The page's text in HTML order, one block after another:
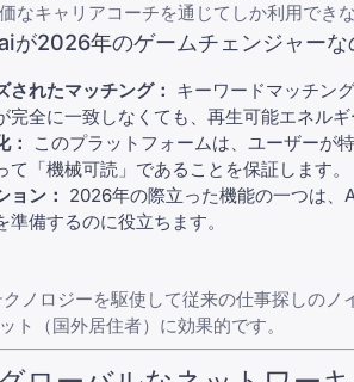
なキャリアコーチを通じてしか利用でき
が2026年のゲームチェンジャーな
されたマッチング： キーワードマッチン
完全に一致しなくても、再生可能エネル
：
このプラットフォームは、ユーザーが
て「機械可読」であることを保証します。
ョン： 2026年の際立った機能の一つは、
準備するのに役立ちます。
クノロジーを駆使して従来の仕事探しの
ト（国外居住者）に効果的です。